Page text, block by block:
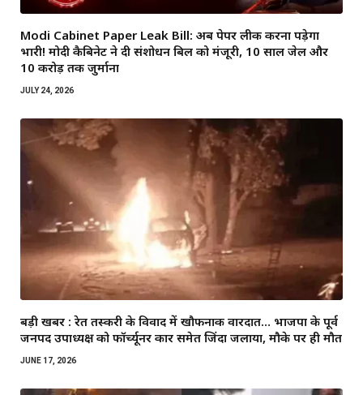
Modi Cabinet Paper Leak Bill: अब पेपर लीक करना पड़ेगा
भारी! मोदी कैबिनेट ने दी संशोधन बिल को मंजूरी, 10 साल जेल और
₹10 करोड़ तक जुर्माना
JULY 24, 2026
बड़ी खबर : रेत तस्करी के विवाद में खौफनाक वारदात… भाजपा के पूर्व
जनपद उपाध्यक्ष को फॉर्च्यूनर कार समेत जिंदा जलाया, मौके पर ही मौत
JUNE 17, 2026